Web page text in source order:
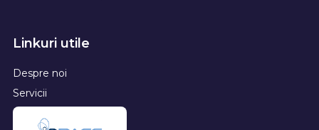
Linkuri utile
Despre noi
Servicii